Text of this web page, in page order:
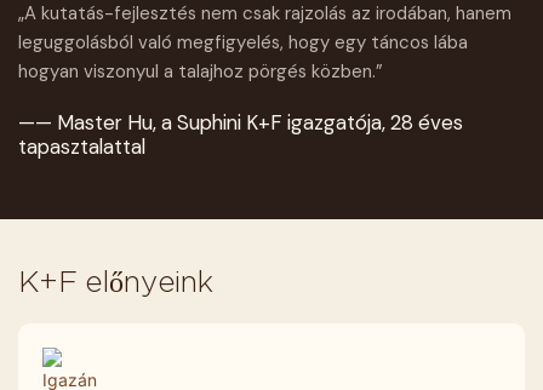
„A kutatás-fejlesztés nem csak rajzolás az irodában, hanem
leguggolásból való megfigyelés, hogy egy táncos lába
hogyan viszonyul a talajhoz pörgés közben.”
—— Master Hu, a Suphini K+F igazgatója, 28 éves
tapasztalattal
K+F előnyeink